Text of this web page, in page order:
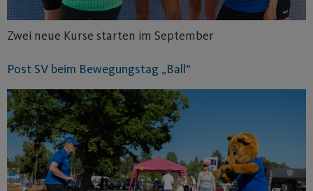
Zwei neue Kurse starten im September
Post SV beim Bewegungstag „Ball“